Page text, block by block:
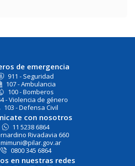
de emergencia
911 - Seguridad
107 - Ambulancia
100 - Bomberos
- Violencia de género
103 - Defensa Civil
con nosotros
11 5238 6864
Rivadavia 660
mimuni@pilar.gov.ar
0800 345 6864
en nuestras redes